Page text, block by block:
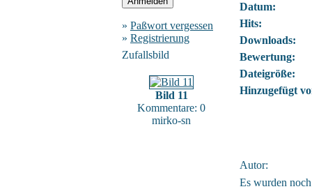
» Paßwort vergessen
» Registrierung
Zufallsbild
Bild 11
Kommentare: 0
mirko-sn
Datum:
Hits:
Downloads:
Bewertung:
Dateigröße:
Hinzugefügt
Autor:
Es wurden